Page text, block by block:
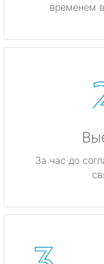
временем
За час до